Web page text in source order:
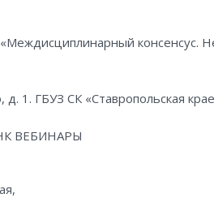
консенсус.
1. ГБУЗ СК «Ставропольская
ВЕБИНАРЫ